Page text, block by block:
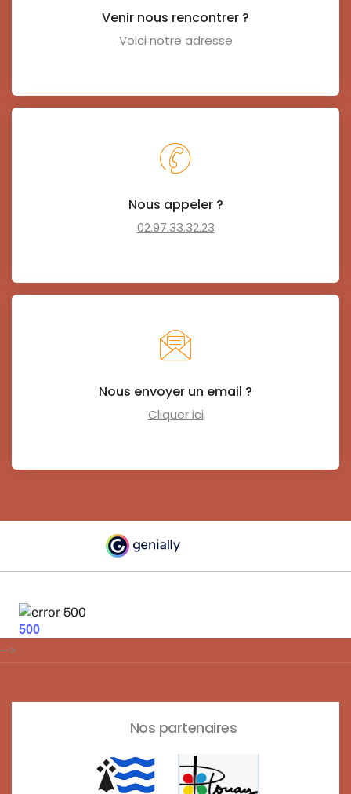
Venir nous rencontrer ?
Voici notre adresse
Nous appeler ?
02.97.33.32.23
Nous envoyer un email ?
Cliquer ici
-->
Nos partenaires